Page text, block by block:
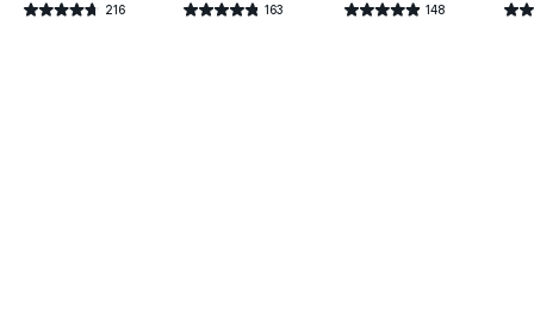
별점 4.7점 216
건 작성 별점 4.8점 163
건 작성 별점 4.9점 148
건 작성 별점